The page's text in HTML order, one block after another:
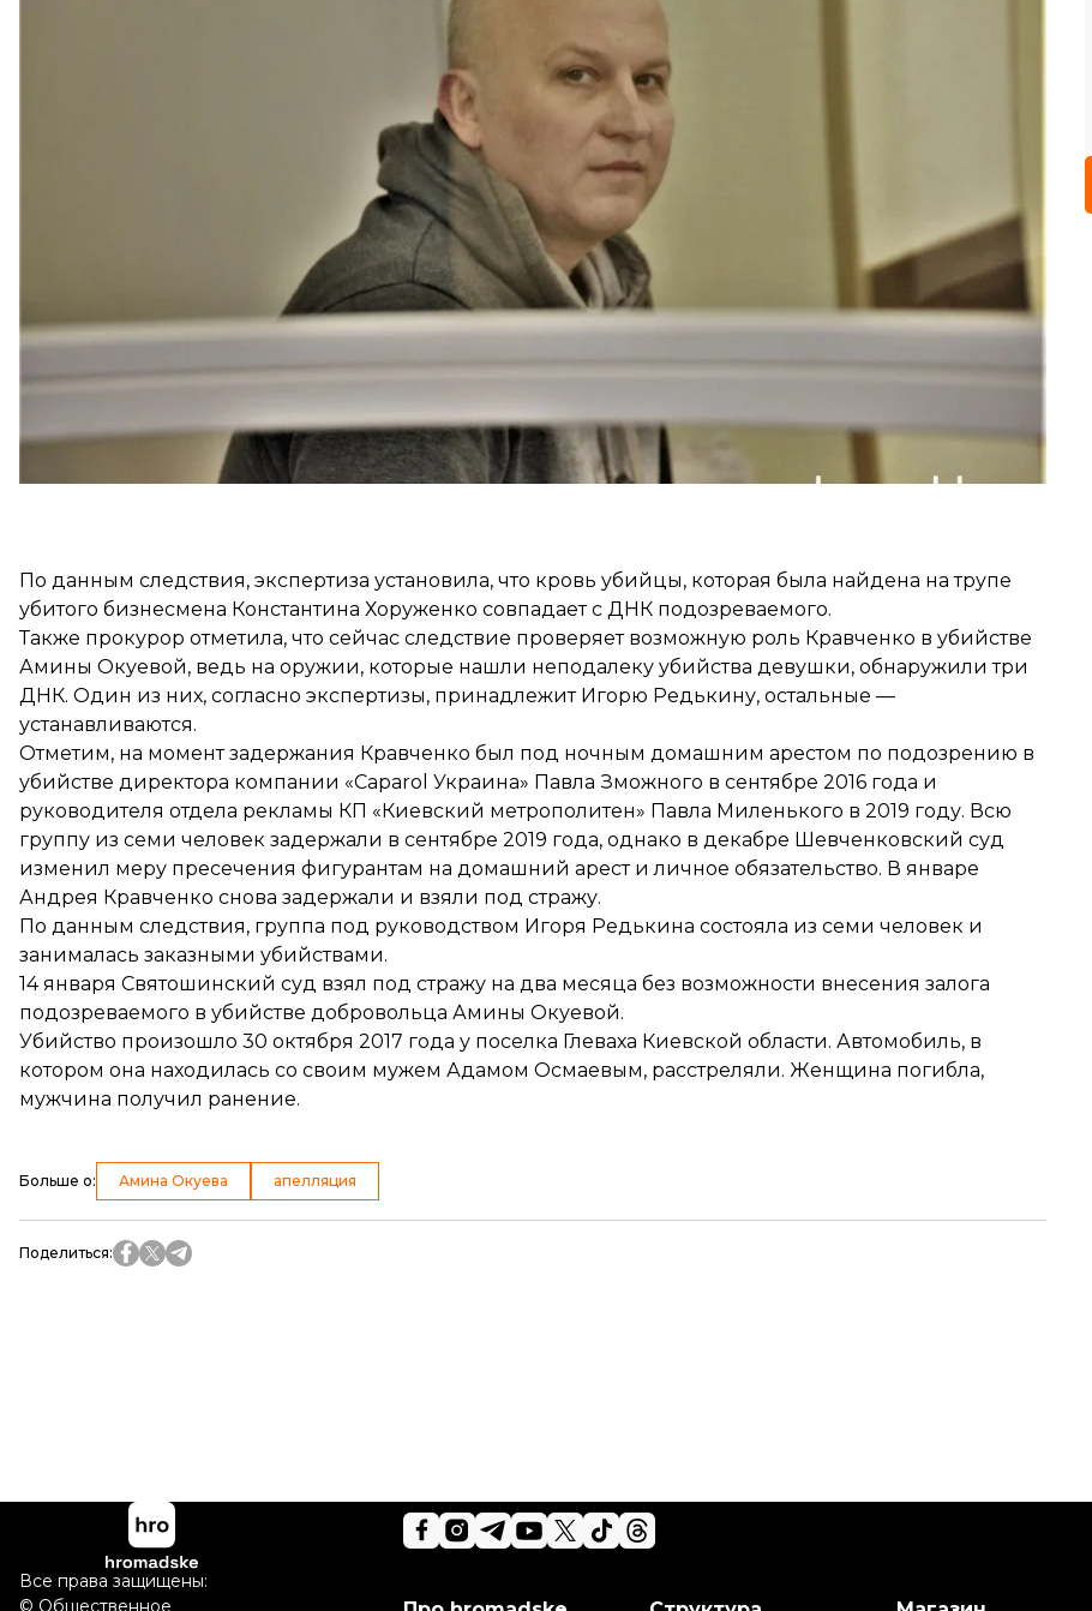
Редькина, которого подозревают в убийстве добровольца Амины Окуевой в октябре 2017 года.
Самого Кравченко задержали по подозрению в убийстве бизнесмена в 2014 году.
Об этом сообщает корреспондент hromadske из зала суда.
Адвокат подозреваемого просила освободить Кравченко из-под стражи. По словам защиты, у
мужчины было алиби и в день убийства якобы был в поселке, который находится в Черниговской
В то же время в прокуратуре отметили, что это алиби опровергли свидетели в суде, которые
фактически дали разные показания.
По данным следствия, экспертиза установила, что кровь убийцы, которая была найдена на трупе
убитого бизнесмена Константина Хоруженко совпадает с ДНК подозреваемого.
Также прокурор отметила, что сейчас следствие проверяет возможную роль Кравченко в убийстве
Амины Окуевой, ведь на оружии, которые нашли неподалеку убийства девушки, обнаружили три
ДНК. Один из них, согласно экспертизы, принадлежит Игорю Редькину, остальные —
устанавливаются.
Отметим, на момент задержания Кравченко был под ночным домашним арестом по подозрению в
убийстве директора компании «Caparol Украина» Павла Зможного в сентябре 2016 года и
руководителя отдела рекламы КП «Киевский метрополитен» Павла Миленького в 2019 году. Всю
группу из семи человек задержали в сентябре 2019 года, однако в декабре Шевченковский суд
изменил меру пресечения фигурантам на домашний арест и личное обязательство. В январе
Андрея Кравченко снова задержали и взяли под стражу.
По данным следствия, группа под руководством Игоря Редькина состояла из семи человек и
занималась заказными убийствами.
14 января Святошинский суд взял под стражу на два месяца без возможности внесения залога
подозреваемого в убийстве добровольца Амины Окуевой.
Убийство произошло 30 октября 2017 года у поселка Глеваха Киевской области. Автомобиль, в
котором она находилась со своим мужем Адамом Осмаевым, расстреляли. Женщина погибла,
мужчина получил ранение.
Больше о: Амина Окуева апелляция
Поделиться:
Все права защищены: